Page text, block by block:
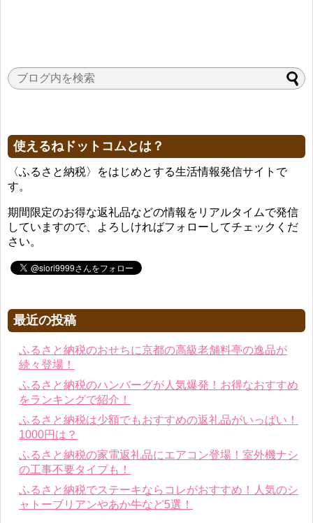
使えるねドットコムとは？
〈ふるさと納税〉をはじめとする生活情報発信サイトで
す。
期間限定のお得な返礼品などの情報をリアルタイムで発信
していますので、よろしければフォローしてチェックくだ
さい。
最近の投稿
ふるさと納税のおせちに京都の高級老舗料亭の逸品が
続々登場！
ふるさと納税のハンバーグが人気爆発！お得なおすすめ
をランキングで紹介！
ふるさと納税は少額でもおすすめの返礼品がいっぱい！
1000円は？
ふるさと納税の家電返礼品にエアコン登場！室外機ナシ
の工事不要タイプも！
ふるさと納税でステーキならコレがおすすめ！人気のシ
ャトーブリアンやあか牛など5選！